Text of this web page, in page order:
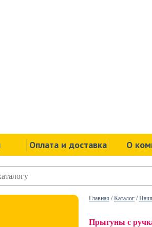
Оплата и доставка О
Главная /Каталог /
Прыгуны с